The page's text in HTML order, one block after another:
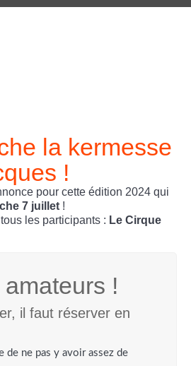
la kermesse
!
pour cette édition 2024 qui
7 juillet !
les participants : Le Cirque
!
il faut réserver en
de ne pas y avoir assez de